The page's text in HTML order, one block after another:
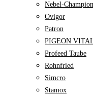
Nebel-Champion
Ovigor
Patron
PIGEON
Profeed Taube
Rohnfried
Simcro
Stamox